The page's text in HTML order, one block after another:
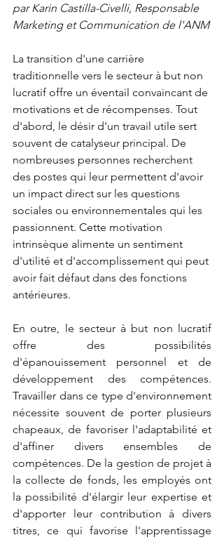
par Karin Castilla-Civelli, Responsable
Marketing et Communication de l'ANM
La transition d'une carrière
traditionnelle vers le secteur à but non
lucratif offre un éventail convaincant de
motivations et de récompenses. Tout
d'abord, le désir d'un travail utile sert
souvent de catalyseur principal. De
nombreuses personnes recherchent
des postes qui leur permettent d'avoir
un impact direct sur les questions
sociales ou environnementales qui les
passionnent. Cette motivation
intrinsèque alimente un sentiment
d'utilité et d'accomplissement qui peut
avoir fait défaut dans des fonctions
antérieures.
En outre, le secteur à but non lucratif
offre des possibilités
d'épanouissement personnel et de
développement des compétences.
Travailler dans ce type d'environnement
nécessite souvent de porter plusieurs
chapeaux, de favoriser l'adaptabilité et
d'affiner divers ensembles de
compétences. De la gestion de projet à
la collecte de fonds, les employés ont
la possibilité d'élargir leur expertise et
d'apporter leur contribution à divers
titres, ce qui favorise l'apprentissage